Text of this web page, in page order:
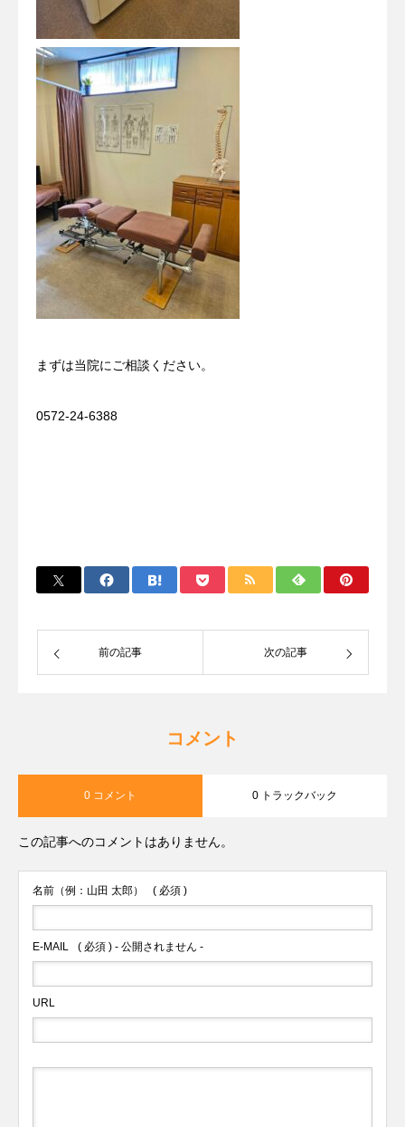
まずは当院にご相談ください。
0572-24-6388
前の記事 次の記事
コメント
0 コメント 0 トラックバック
この記事へのコメントはありません。
名前（例：山田 太郎） ( 必須 )
E-MAIL ( 必須 ) - 公開されません -
URL